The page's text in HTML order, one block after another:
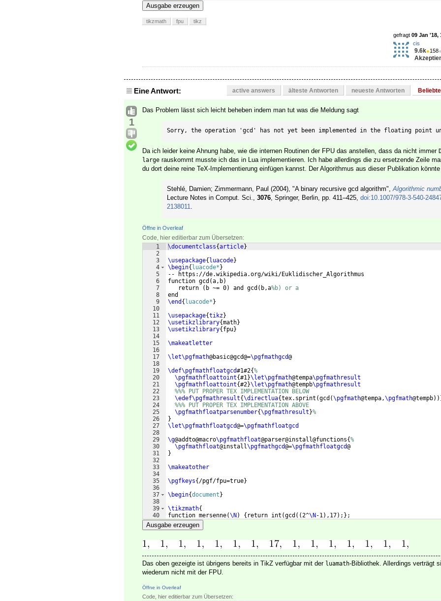
Ausgabe erzeugen
tikzmath fpu tikz
gefragt 09 Jan '18,
cis
9.6k●158●
Eine Antwort: active answers älteste Antworten neueste Antworten
1
Das Problem lässt sich leicht beheben indem man tut was die Meldung sagt
Sorry, the operation 'gcd' has not yet been implemented in the floating point
Da ich leider keine Ahnung habe, wie die internen Routinen der FPU das anstellen, dass da nicht immer
large rauskommt musste ich das in Lua implementieren. Ich habe allerdings die zu ersetzende Zeile
du dort deine reine TeX-Implementierung einfügen kannst. Der Algorithmus aus dieser Publikation
Stehlé, Damien; Zimmermann, Paul (2004), "A binary recursive gcd algorithm",Algorithmic
Lecture Notes in Comput. Sci., 3076, Springer, Berlin, pp. 411–425, doi:10.1007/978-3-540-
2138011.
Öffne in Overleaf
Code, hier editierbar zum Übersetzen:
1
2
3
4
5
6
7
8
9
10
11
12
13
14
15
16
17
18
19
20
21
22
23
24
25
26
27
28
29
30
31
32
33
34
35
36
37
38
39
40
41
\documentclass{article}
\usepackage{ luacode}
\begin{ luacode* }
-- https://de.wikipedia.org/wiki/Euklidischer_Algorithmus
function gcd (a,b)
   return
( b ~= 0) and gcd ( b,a%b) or a
end
\end { luacode* }
\usepackage{tikz}
\usetikzlibrary{math}
\usetikzlibrary{ fpu}
\makeatletter
\let\pgfmath@basic@gcd@=\pgfmathgcd@
\def\pgfmathfloatgcd#1#2{%
\pgfmathfloattoint{#1}\let\pgfmath@tempa\pgfmathresult
\pgfmathfloattoint{#2}\let\pgfmath@tempb\pgfmathresult
%%% PUT PROPER TEX IMPLEMENTATION BELOW
\edef\pgfmathresult{\directlua{tex.sprint (gcd (\pgfmath@tempa,\pgfmath@tempb
%%% PUT PROPER TEX IMPLEMENTATION ABOVE
\pgfmathfloatparsenumber{\pgfmathresult }%
}
\let\pgfmathfloatgcd@=\pgfmathfloatgcd
\g@addto@macro\pgfmathfloat@parser@install@functions{%
\pgfmathfloat@install\pgfmathgcd@=\pgfmathfloatgcd@
}
\makeatother
\pgfkeys{ /pgf/fpu=true}
\begin{document }
\tikzmath{
function mersenne(\N ) { return int (gcd ((2^\N -1) ,17) ; } ;
}
Ausgabe erzeugen
Das oben gezeigte ist übrigens bereits in TikZ verfügbar mit der luamath-Bibliothek. Allerdings verträgt
wiederum nicht mit der FPU.
Öffne in Overleaf
Code, hier editierbar zum Übersetzen: